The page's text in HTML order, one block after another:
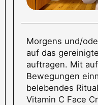
Morgens und/
auf das
auftragen. Mit
Bewegungen
belebendes
Vitamin C Face